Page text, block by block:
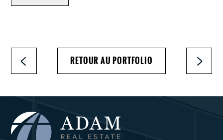
RETOUR AU PORTFOLIO